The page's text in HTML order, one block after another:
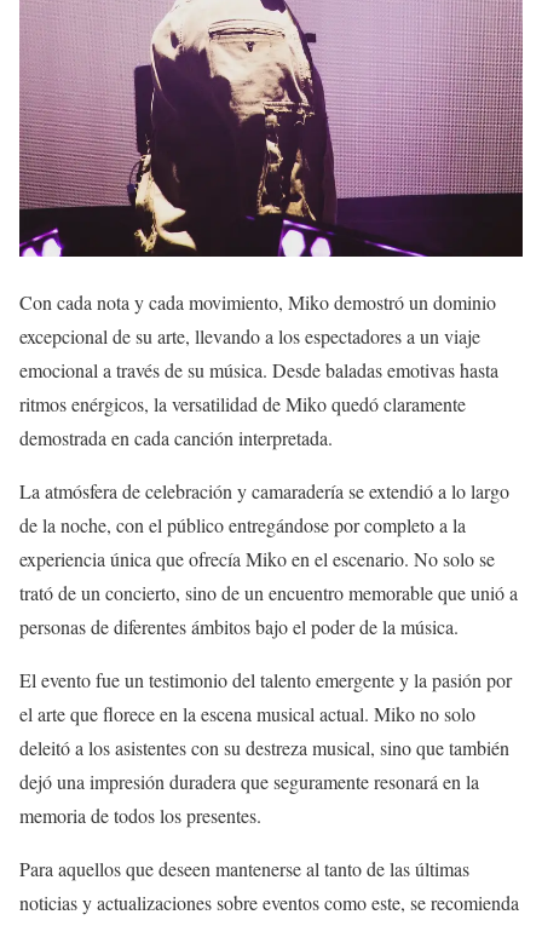
Con cada nota y cada movimiento, Miko demostró un dominio
excepcional de su arte, llevando a los espectadores a un viaje
emocional a través de su música. Desde baladas emotivas hasta
ritmos enérgicos, la versatilidad de Miko quedó claramente
demostrada en cada canción interpretada.
La atmósfera de celebración y camaradería se extendió a lo largo
de la noche, con el público entregándose por completo a la
experiencia única que ofrecía Miko en el escenario. No solo se
trató de un concierto, sino de un encuentro memorable que unió a
personas de diferentes ámbitos bajo el poder de la música.
El evento fue un testimonio del talento emergente y la pasión por
el arte que florece en la escena musical actual. Miko no solo
deleitó a los asistentes con su destreza musical, sino que también
dejó una impresión duradera que seguramente resonará en la
memoria de todos los presentes.
Para aquellos que deseen mantenerse al tanto de las últimas
noticias y actualizaciones sobre eventos como este, se recomienda